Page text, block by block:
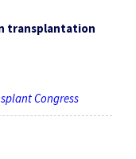
transplantation
Congress